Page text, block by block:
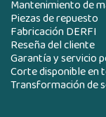
Mantenimiento de
Piezas de repuesto
Fabricación DERFI
Reseña del cliente
Garantía y servicio
Corte disponible en
Transformación de